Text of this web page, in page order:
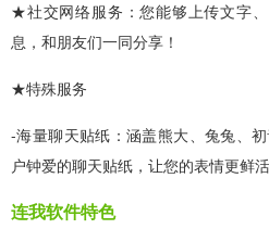
★社交网络服务：您能够上传文字
息，和朋友们一同分享！
★特殊服务
-海量聊天贴纸：涵盖熊大、兔兔、
户钟爱的聊天贴纸，让您的表情更鲜
连我软件特色